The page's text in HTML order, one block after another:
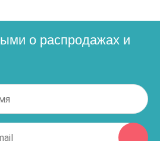
о распродажах и